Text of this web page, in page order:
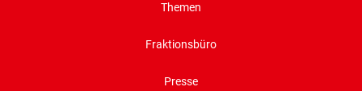
Themen
Fraktionsbüro
Presse